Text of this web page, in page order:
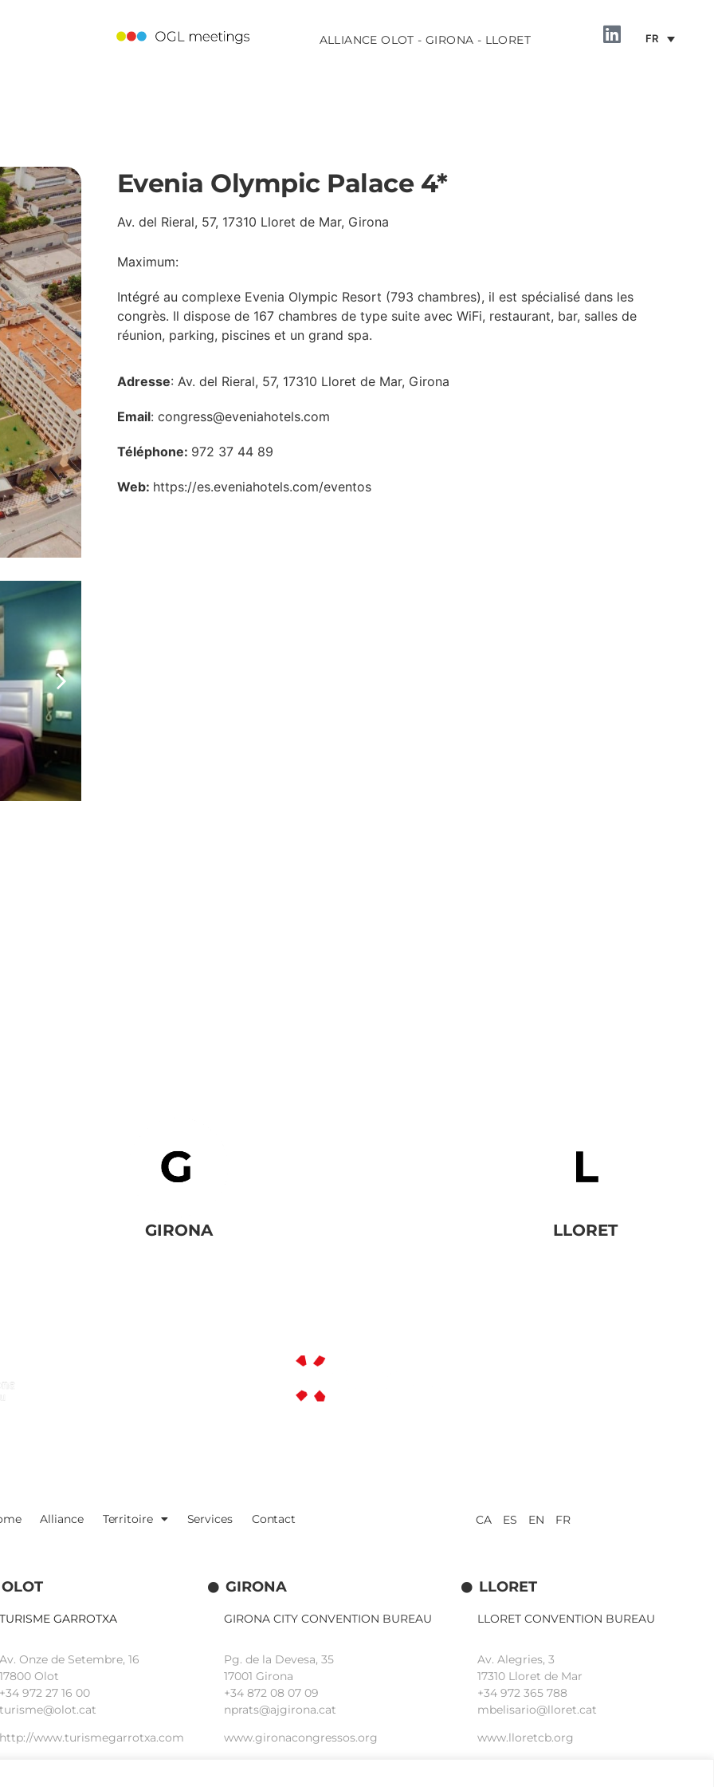
ALLIANCE OLOT - GIRONA - LLORET FR
Evenia Olympic Palace 4*
Av. del Rieral, 57, 17310 Lloret de Mar, Girona
Maximum:
Intégré au complexe Evenia Olympic Resort (793 chambres), il est spécialisé dans les
congrès. Il dispose de 167 chambres de type suite avec WiFi, restaurant, bar, salles de
réunion, parking, piscines et un grand spa.
Adresse: Av. del Rieral, 57, 17310 Lloret de Mar, Girona
Email: congress@eveniahotels.com
Téléphone: 972 37 44 89
Web: https://es.eveniahotels.com/eventos
GIRONA LLORET
Alliance Territoire Services Contact CA ES EN FR
OLOT
TURISME GARROTXA
Av. Onze de Setembre, 16
17800 Olot
+34972 27 16 00
turisme@olot.cat
http://www.turismegarrotxa.com
GIRONA
GIRONA CITY CONVENTION BUREAU
Pg. de la Devesa, 35
17001 Girona
+34 872 08 07 09
nprats@ajgirona.cat
www.gironacongressos.org
LLORET
LLORET CONVENTION BUREAU
Av. Alegries, 3
17310 Lloret de Mar
+34 972 365 788
mbelisario@lloret.cat
www.lloretcb.org